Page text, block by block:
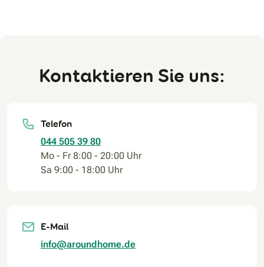
Kontaktieren Sie uns:
Telefon
044 505 39 80
Mo - Fr 8:00 - 20:00 Uhr
Sa 9:00 - 18:00 Uhr
E-Mail
info@aroundhome.de